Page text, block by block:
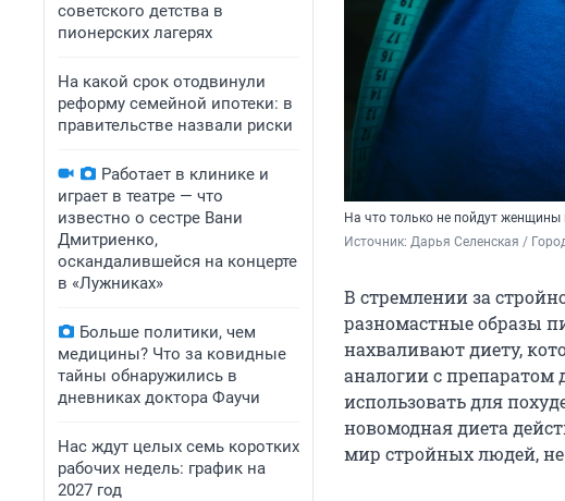
советского детства в
пионерских лагерях
На какой срок отодвинули
реформу семейной ипотеки: в
правительстве назвали риски
Работает в клинике и
играет в театре — что
известно о сестре Вани
Дмитриенко,
оскандалившейся на концерте
в «Лужниках»
Больше политики, чем
медицины? Что за ковидные
тайны обнаружились в
дневниках доктора Фаучи
Нас ждут целых семь коротких
рабочих недель: график на
2027 год
На что только не пойдут
Источник: Дарья Селенская /
В стремлении за
разномастные образы
нахваливают диету,
аналогии с препаратом
использовать для
новомодная диета
мир стройных людей, не